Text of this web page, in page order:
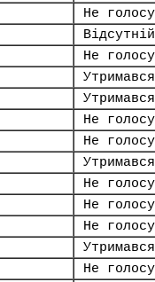
Не
Відсутній
Не
Утримався
Утримався
Не
Не
Утримався
Не
Не
Не
Утримався
Не